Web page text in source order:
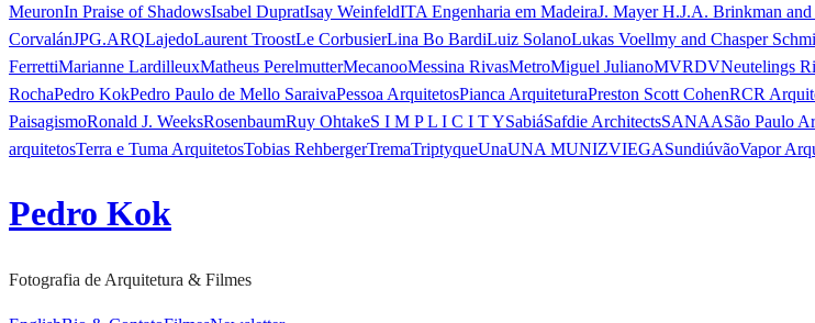
MeuronIn Praise of ShadowsIsabel DupratIsay WeinfeldITA Engenharia em MadeiraJ. Mayer H.J.A. Brinkman
CorvalánJPG.ARQLajedoLaurent TroostLe CorbusierLina Bo BardiLuiz SolanoLukas Voellmy and Chasper
FerrettiMarianne LardilleuxMatheus PerelmutterMecanooMessina RivasMetroMiguel JulianoMVRDVNeutelings
RochaPedro KokPedro Paulo de Mello SaraivaPessoa ArquitetosPianca ArquiteturaPreston Scott CohenRCR
PaisagismoRonald J. WeeksRosenbaumRuy OhtakeS I M P L I C I T YSabiáSafdie ArchitectsSANAASão Paulo
arquitetosTerra e Tuma ArquitetosTobias RehbergerTremaTriptyqueUnaUNA MUNIZVIEGASundiúvãoVapor
Pedro Kok
Fotografia de Arquitetura & Filmes